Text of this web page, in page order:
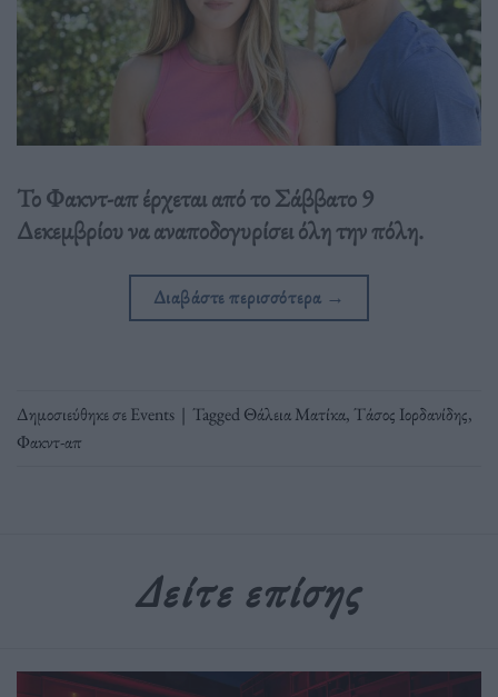
Το Φακντ-απ έρχεται από το Σάββατο 9
Δεκεμβρίου να αναποδογυρίσει όλη την πόλη.
Διαβάστε περισσότερα →
Δημοσιεύθηκε σεEvents | TaggedΘάλεια Ματίκα, Τάσος Ιορδανίδης,
Φακντ-απ
Δείτε επίσης